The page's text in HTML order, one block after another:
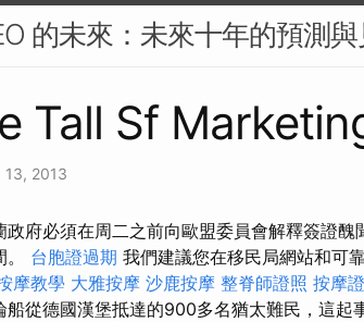
的未來：未來十年的預測
Tall Sf
13, 2013
政府必須在周二之前向歐盟委員會解釋簽證
。 台胞證過期 我們建議您在移民局網站和可
摩教學 大雅按摩 沙鹿按摩 整脊師證照 按摩
船從德國漢堡抵達的900多名猶太難民，這起